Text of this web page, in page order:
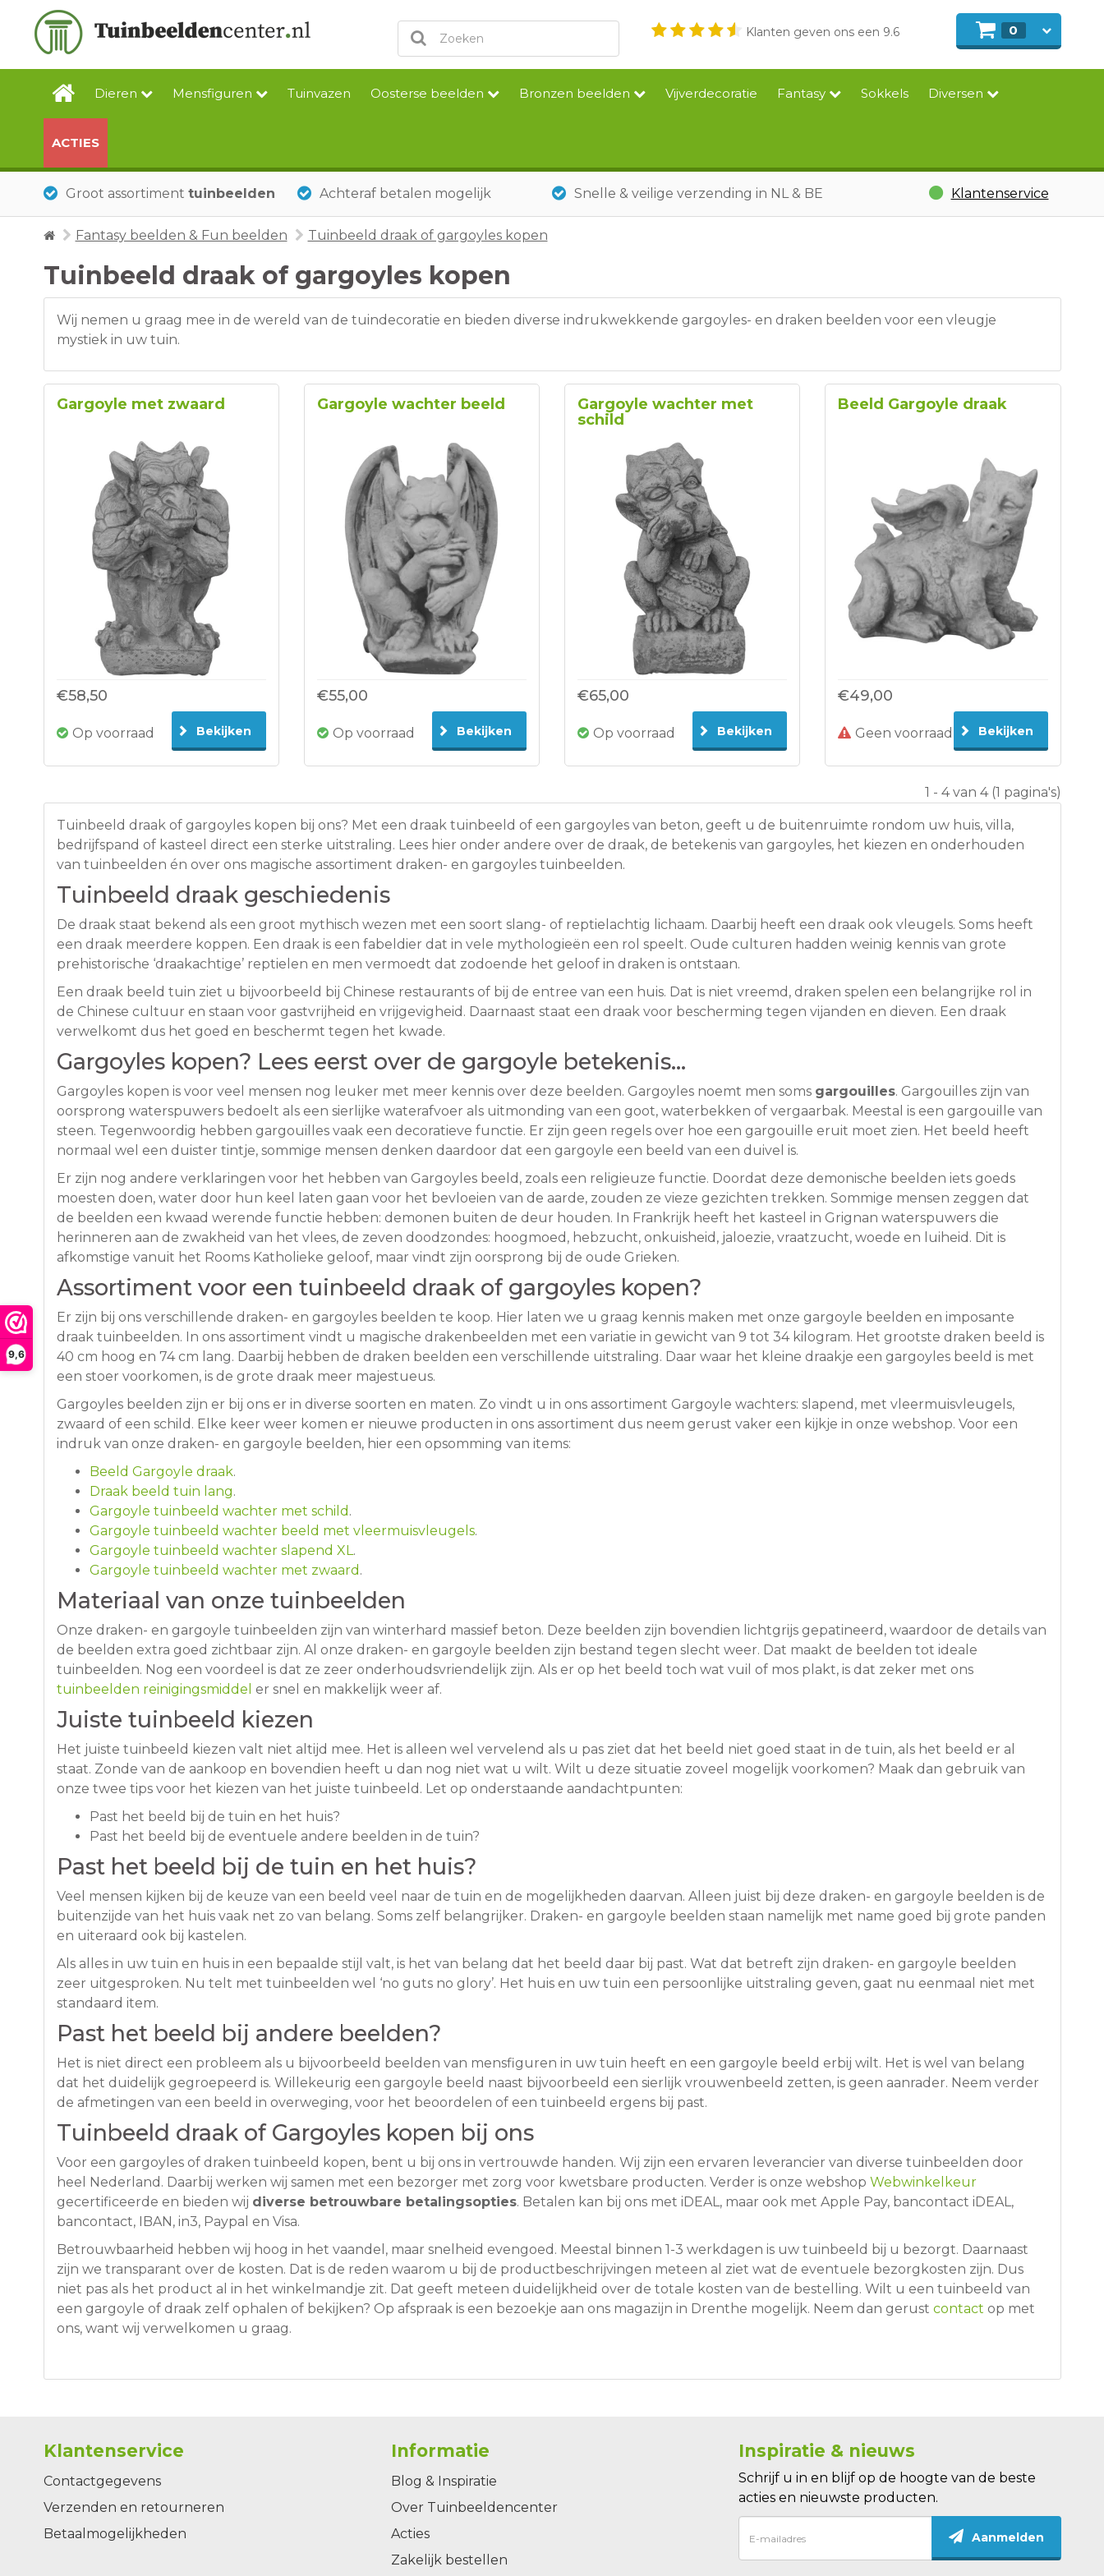
9,6
Klanten geven ons een 9.6 0
Dieren Mensfiguren Tuinvazen Oosterse beelden Bronzen beelden Vijverdecoratie Fantasy Sokkels Diversen
ACTIES
Groot assortiment tuinbeelden Achteraf betalen mogelijk Snelle & veilige verzending in NL & BE Klantenservice
Fantasy beelden & Fun beelden Tuinbeeld draak of gargoyles kopen
Tuinbeeld draak of gargoyles kopen
Wij nemen u graag mee in de wereld van de tuindecoratie en bieden diverse indrukwekkende gargoyles- en draken beelden voor een vleugje
mystiek in uw tuin.
Gargoyle met zwaard
€58,50
Op voorraad Bekijken
Gargoyle wachter beeld
€55,00
Op voorraad Bekijken
Gargoyle wachter met
schild
€65,00
Op voorraad Bekijken
Beeld Gargoyle draak
€49,00
Geen voorraad Bekijken
1 - 4 van 4 (1 pagina's)
Tuinbeeld draak of gargoyles kopen bij ons? Met een draak tuinbeeld of een gargoyles van beton, geeft u de buitenruimte rondom uw huis, villa,
bedrijfspand of kasteel direct een sterke uitstraling. Lees hier onder andere over de draak, de betekenis van gargoyles, het kiezen en onderhouden
van tuinbeelden én over ons magische assortiment draken- en gargoyles tuinbeelden.
Tuinbeeld draak geschiedenis
De draak staat bekend als een groot mythisch wezen met een soort slang- of reptielachtig lichaam. Daarbij heeft een draak ook vleugels. Soms heeft
een draak meerdere koppen. Een draak is een fabeldier dat in vele mythologieën een rol speelt. Oude culturen hadden weinig kennis van grote
prehistorische ‘draakachtige’ reptielen en men vermoedt dat zodoende het geloof in draken is ontstaan.
Een draak beeld tuin ziet u bijvoorbeeld bij Chinese restaurants of bij de entree van een huis. Dat is niet vreemd, draken spelen een belangrijke rol in
de Chinese cultuur en staan voor gastvrijheid en vrijgevigheid. Daarnaast staat een draak voor bescherming tegen vijanden en dieven. Een draak
verwelkomt dus het goed en beschermt tegen het kwade.
Gargoyles kopen? Lees eerst over de gargoyle betekenis…
Gargoyles kopen is voor veel mensen nog leuker met meer kennis over deze beelden. Gargoyles noemt men soms gargouilles. Gargouilles zijn van
oorsprong waterspuwers bedoelt als een sierlijke waterafvoer als uitmonding van een goot, waterbekken of vergaarbak. Meestal is een gargouille van
steen. Tegenwoordig hebben gargouilles vaak een decoratieve functie. Er zijn geen regels over hoe een gargouille eruit moet zien. Het beeld heeft
normaal wel een duister tintje, sommige mensen denken daardoor dat een gargoyle een beeld van een duivel is.
Er zijn nog andere verklaringen voor het hebben van Gargoyles beeld, zoals een religieuze functie. Doordat deze demonische beelden iets goeds
moesten doen, water door hun keel laten gaan voor het bevloeien van de aarde, zouden ze vieze gezichten trekken. Sommige mensen zeggen dat
de beelden een kwaad werende functie hebben: demonen buiten de deur houden. In Frankrijk heeft het kasteel in Grignan waterspuwers die
herinneren aan de zwakheid van het vlees, de zeven doodzondes: hoogmoed, hebzucht, onkuisheid, jaloezie, vraatzucht, woede en luiheid. Dit is
afkomstige vanuit het Rooms Katholieke geloof, maar vindt zijn oorsprong bij de oude Grieken.
Assortiment voor een tuinbeeld draak of gargoyles kopen?
Er zijn bij ons verschillende draken- en gargoyles beelden te koop. Hier laten we u graag kennis maken met onze gargoyle beelden en imposante
draak tuinbeelden. In ons assortiment vindt u magische drakenbeelden met een variatie in gewicht van 9 tot 34 kilogram. Het grootste draken beeld is
40 cm hoog en 74 cm lang. Daarbij hebben de draken beelden een verschillende uitstraling. Daar waar het kleine draakje een gargoyles beeld is met
een stoer voorkomen, is de grote draak meer majestueus.
Gargoyles beelden zijn er bij ons er in diverse soorten en maten. Zo vindt u in ons assortiment Gargoyle wachters: slapend, met vleermuisvleugels,
zwaard of een schild. Elke keer weer komen er nieuwe producten in ons assortiment dus neem gerust vaker een kijkje in onze webshop. Voor een
indruk van onze draken- en gargoyle beelden, hier een opsomming van items:
Beeld Gargoyle draak.
Draak beeld tuin lang.
Gargoyle tuinbeeld wachter met schild .
Gargoyle tuinbeeld wachter beeld met vleermuisvleugels.
Gargoyle tuinbeeld wachter slapend XL.
Gargoyle tuinbeeld wachter met zwaard .
Materiaal van onze tuinbeelden
Onze draken- en gargoyle tuinbeelden zijn van winterhard massief beton. Deze beelden zijn bovendien lichtgrijs gepatineerd, waardoor de details van
de beelden extra goed zichtbaar zijn. Al onze draken- en gargoyle beelden zijn bestand tegen slecht weer. Dat maakt de beelden tot ideale
tuinbeelden. Nog een voordeel is dat ze zeer onderhoudsvriendelijk zijn. Als er op het beeld toch wat vuil of mos plakt, is dat zeker met ons
tuinbeelden reinigingsmiddel er snel en makkelijk weer af.
Juiste tuinbeeld kiezen
Het juiste tuinbeeld kiezen valt niet altijd mee. Het is alleen wel vervelend als u pas ziet dat het beeld niet goed staat in de tuin, als het beeld er al
staat. Zonde van de aankoop en bovendien heeft u dan nog niet wat u wilt. Wilt u deze situatie zoveel mogelijk voorkomen? Maak dan gebruik van
onze twee tips voor het kiezen van het juiste tuinbeeld. Let op onderstaande aandachtpunten:
Past het beeld bij de tuin en het huis?
Past het beeld bij de eventuele andere beelden in de tuin?
Past het beeld bij de tuin en het huis?
Veel mensen kijken bij de keuze van een beeld veel naar de tuin en de mogelijkheden daarvan. Alleen juist bij deze draken- en gargoyle beelden is de
buitenzijde van het huis vaak net zo van belang. Soms zelf belangrijker. Draken- en gargoyle beelden staan namelijk met name goed bij grote panden
en uiteraard ook bij kastelen.
Als alles in uw tuin en huis in een bepaalde stijl valt, is het van belang dat het beeld daar bij past. Wat dat betreft zijn draken- en gargoyle beelden
zeer uitgesproken. Nu telt met tuinbeelden wel ‘no guts no glory’. Het huis en uw tuin een persoonlijke uitstraling geven, gaat nu eenmaal niet met
standaard item.
Past het beeld bij andere beelden?
Het is niet direct een probleem als u bijvoorbeeld beelden van mensfiguren in uw tuin heeft en een gargoyle beeld erbij wilt. Het is wel van belang
dat het duidelijk gegroepeerd is. Willekeurig een gargoyle beeld naast bijvoorbeeld een sierlijk vrouwenbeeld zetten, is geen aanrader. Neem verder
de afmetingen van een beeld in overweging, voor het beoordelen of een tuinbeeld ergens bij past.
Tuinbeeld draak of Gargoyles kopen bij ons
Voor een gargoyles of draken tuinbeeld kopen, bent u bij ons in vertrouwde handen. Wij zijn een ervaren leverancier van diverse tuinbeelden door
heel Nederland. Daarbij werken wij samen met een bezorger met zorg voor kwetsbare producten. Verder is onze webshop Webwinkelkeur
gecertificeerde en bieden wij diverse betrouwbare betalingsopties. Betalen kan bij ons met iDEAL, maar ook met Apple Pay, bancontact iDEAL,
bancontact, IBAN, in3, Paypal en Visa.
Betrouwbaarheid hebben wij hoog in het vaandel, maar snelheid evengoed. Meestal binnen 1-3 werkdagen is uw tuinbeeld bij u bezorgt. Daarnaast
zijn we transparant over de kosten. Dat is de reden waarom u bij de productbeschrijvingen meteen al ziet wat de eventuele bezorgkosten zijn. Dus
niet pas als het product al in het winkelmandje zit. Dat geeft meteen duidelijkheid over de totale kosten van de bestelling. Wilt u een tuinbeeld van
een gargoyle of draak zelf ophalen of bekijken? Op afspraak is een bezoekje aan ons magazijn in Drenthe mogelijk. Neem dan gerust contact op met
ons, want wij verwelkomen u graag.
Klantenservice
Contactgegevens
Verzenden en retourneren
Betaalmogelijkheden
Informatie
Blog & Inspiratie
Over Tuinbeeldencenter
Acties
Zakelijk bestellen
Inspiratie & nieuws
Schrijf u in en blijf op de hoogte van de beste
acties en nieuwste producten.
Aanmelden